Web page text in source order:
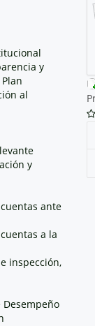
y
al
y
ante
a la
inspección,